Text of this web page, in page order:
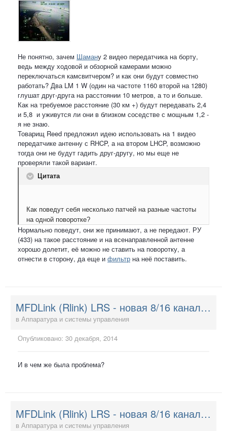
Не понятно, зачем Шаману 2 видео передатчика на борту,
ведь между ходовой и обзорной камерами можно
переключаться камсвитчером? и как они будут совместно
работать? Два LM 1 W (один на частоте 1160 второй на 1280)
глушат друг-друга на расстоянии 10 метров, а то и больше.
Как на требуемое расстояние (30 км +) будут передавать 2,4
и 5,8 и уживутся ли они в близком соседстве с мощным 1,2 -
я не знаю.
Товарищ Reed предложил идею использовать на 1 видео
передатчике антенну с RHCP, а на втором LHCP, возможно
тогда они не будут гадить друг-другу, но мы еще не
проверяли такой вариант.
Цитата
Как поведут себя несколько патчей на разные частоты
на одной поворотке?
Нормально поведут, они же принимают, а не передают. РУ
(433) на такое расстояние и на всенаправленной антенне
хорошо долетит, её можно не ставить на поворотку, а
отнести в сторону, да еще и фильтр на неё поставить.
MFDLink (Rlink) LRS - новая 8/16 канальная система управления
в Аппаратура и системы управления
Опубликовано: 30 декабря, 2014
И в чем же была проблема?
MFDLink (Rlink) LRS - новая 8/16 канальная система управления
в Аппаратура и системы управления